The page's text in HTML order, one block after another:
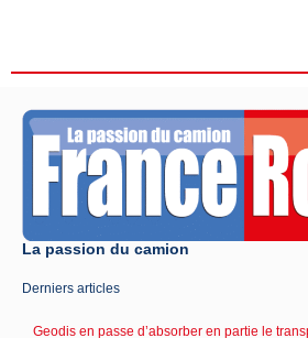
La passion du camion
Derniers articles
Geodis en passe d’absorber en partie le